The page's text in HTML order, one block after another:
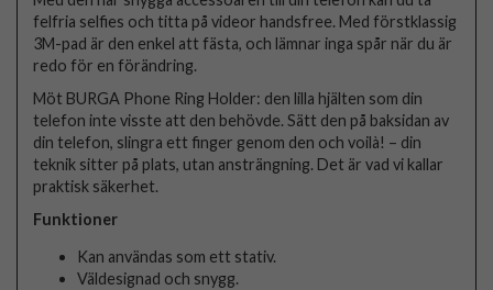
felfria selfies och titta på videor handsfree. Med förstklassig
3M-pad är den enkel att fästa, och lämnar inga spår när du är
redo för en förändring.
Möt BURGA Phone Ring Holder: den lilla hjälten som din
telefon inte visste att den behövde. Sätt den på baksidan av
din telefon, slingra ett finger genom den och voilà! – din
teknik sitter på plats, utan ansträngning. Det är vad vi kallar
praktisk säkerhet.
Funktioner
Kan användas som ett stativ.
Väldesignad och snygg.